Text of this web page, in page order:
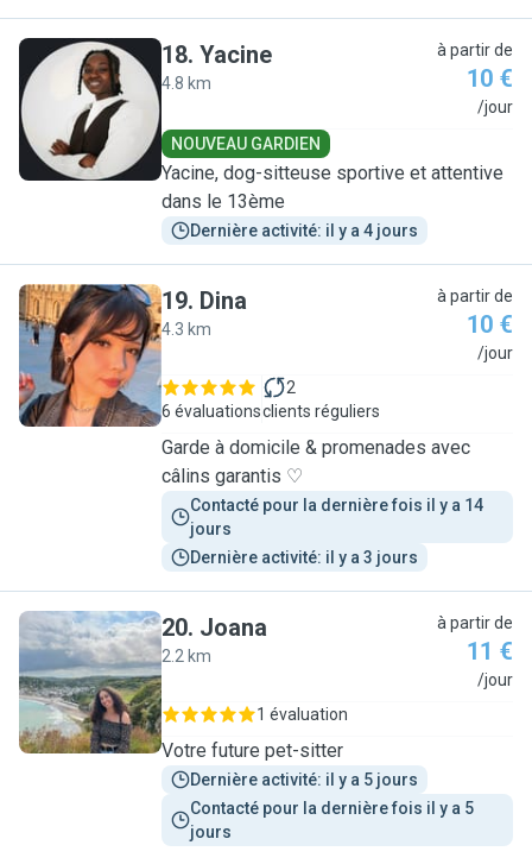
Y
18. Yacine
4.8 km
à partir de
10 €
/jour
NOUVEAU GARDIEN
Yacine, dog-sitteuse sportive et attentive
dans le 13ème
Dernière activité: il y a 4 jours
D
19. Dina
4.3 km
à partir de
10 €
/jour
6 évaluations
2
clients réguliers
Garde à domicile & promenades avec
câlins garantis ♡
Contacté pour la dernière fois il y a 14
jours
Dernière activité: il y a 3 jours
J
20. Joana
2.2 km
à partir de
11 €
/jour
1 évaluation
Votre future pet-sitter
Dernière activité: il y a 5 jours
Contacté pour la dernière fois il y a 5
jours